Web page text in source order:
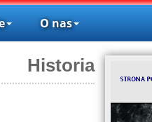
O nas
Historia